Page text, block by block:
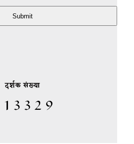
Submit
दर्शक संख्या